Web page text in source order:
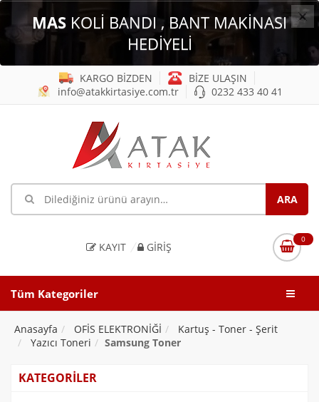
×
MAS KOLİ BANDI , BANT MAKİNASI
HEDİYELİ
KARGO BİZDEN
BİZE ULAŞIN
info@atakkirtasiye.com.tr
0232 433 40 41
KAYIT GIRIŞ
0
Tüm Kategoriler
Anasayfa OFİS ELEKTRONİĞİ
Kartuş - Toner - Şerit
Yazıcı Toneri
Samsung Toner
KATEGORİLER